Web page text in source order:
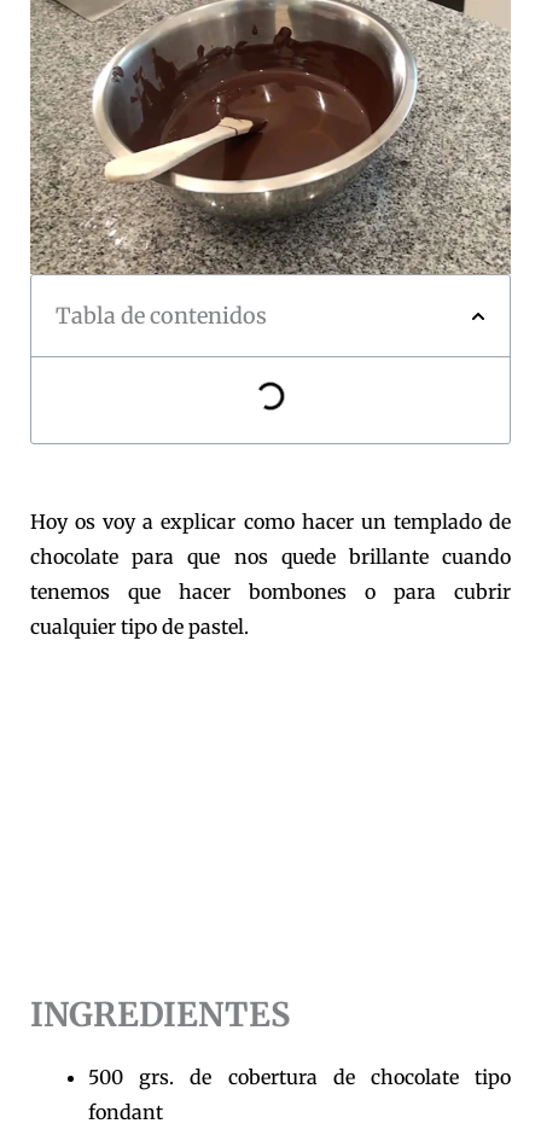
Tabla de contenidos
Hoy os voy a explicar como hacer un templado de
chocolate para que nos quede brillante cuando
tenemos que hacer bombones o para cubrir
cualquier tipo de pastel.
INGREDIENTES
500 grs. de cobertura de chocolate tipo
fondant